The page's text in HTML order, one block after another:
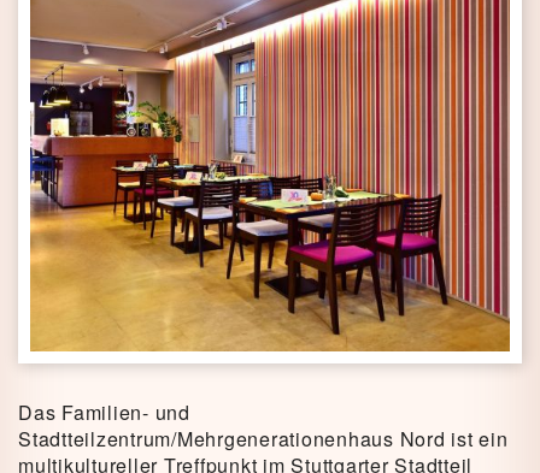
Das Familien- und
Stadtteilzentrum/Mehrgenerationenhaus Nord ist ein
multikultureller Treffpunkt im Stuttgarter Stadtteil